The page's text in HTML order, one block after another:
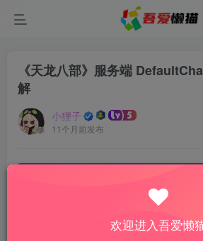
《天龙八部》服务端
解
小狸子
11个月前发布
等非法行为；资源下载后请于 24
欢迎进入吾爱懒